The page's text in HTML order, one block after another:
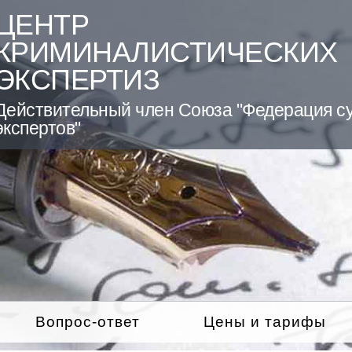
член Союза "Федерация
Вопрос-ответ Цены и тарифы